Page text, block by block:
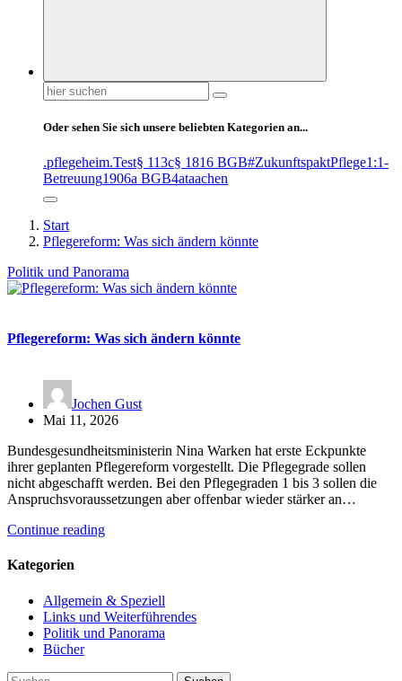
Suchen
nach:
Oder sehen Sie sich unsere beliebten Kategorien an...
.pflegeheim.Test§ 113c§ 1816 BGB#ZukunftspaktPflege1:1-
Betreuung1906a BGB4ataachen
Start
Pflegereform: Was sich ändern könnte
Politik und Panorama
Pflegereform: Was sich ändern könnte
Jochen Gust
Mai 11, 2026
Bundesgesundheitsministerin Nina Warken hat erste Eckpunkte
ihrer geplanten Pflegereform vorgestellt. Die Pflegegrade sollen
nicht abgeschafft werden. Bei den Pflegegraden 1 bis 3 sollen die
Anspruchsvoraussetzungen aber offenbar wieder stärker an…
Continue reading
Kategorien
Allgemein & Speziell
Links und Weiterführendes
Politik und Panorama
Bücher